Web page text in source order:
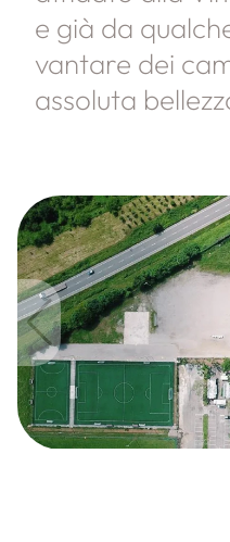
e già da
vantare dei
assoluta